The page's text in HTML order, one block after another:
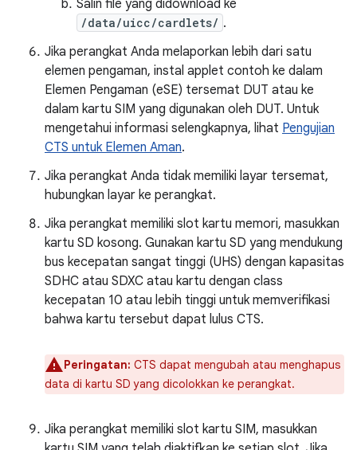
Salin file yang didownload ke
/data/uicc/cardlets/ .
Jika perangkat Anda melaporkan lebih dari satu
elemen pengaman, instal applet contoh ke dalam
Elemen Pengaman (eSE) tersemat DUT atau ke
dalam kartu SIM yang digunakan oleh DUT. Untuk
mengetahui informasi selengkapnya, lihat Pengujian
CTS untuk Elemen Aman.
Jika perangkat Anda tidak memiliki layar tersemat,
hubungkan layar ke perangkat.
Jika perangkat memiliki slot kartu memori, masukkan
kartu SD kosong. Gunakan kartu SD yang mendukung
bus kecepatan sangat tinggi (UHS) dengan kapasitas
SDHC atau SDXC atau kartu dengan class
kecepatan 10 atau lebih tinggi untuk memverifikasi
bahwa kartu tersebut dapat lulus CTS.
Peringatan: CTS dapat mengubah atau menghapus
data di kartu SD yang dicolokkan ke perangkat.
Jika perangkat memiliki slot kartu SIM, masukkan